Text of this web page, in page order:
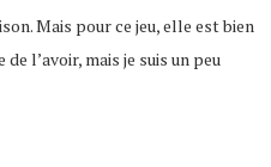
Mais pour ce jeu, elle est bien
l’avoir, mais je suis un peu